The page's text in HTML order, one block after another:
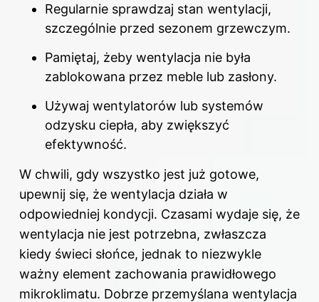
Regularnie sprawdzaj stan wentylacji,
szczególnie przed sezonem grzewczym.
Pamiętaj, żeby wentylacja nie była
zablokowana przez meble lub zasłony.
Używaj wentylatorów lub systemów
odzysku ciepła, aby zwiększyć
efektywność.
W chwili, gdy wszystko jest już gotowe,
upewnij się, że wentylacja działa w
odpowiedniej kondycji. Czasami wydaje się, że
wentylacja nie jest potrzebna, zwłaszcza
kiedy świeci słońce, jednak to niezwykle
ważny element zachowania prawidłowego
mikroklimatu. Dobrze przemyślana wentylacja